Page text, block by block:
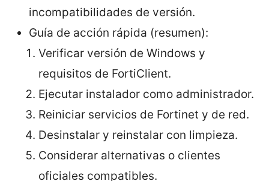
incompatibilidades de versión.
Guía de acción rápida (resumen):
Verificar versión de Windows y
requisitos de FortiClient.
Ejecutar instalador como administrador.
Reiniciar servicios de Fortinet y de red.
Desinstalar y reinstalar con limpieza.
Considerar alternativas o clientes
oficiales compatibles.